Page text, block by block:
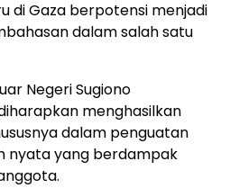
di Gaza berpotensi menjadi
dalam salah satu
Negeri Sugiono
menghasilkan
dalam penguatan
nyata yang berdampak